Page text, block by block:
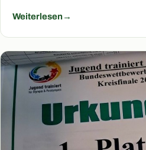
Weiterlesen